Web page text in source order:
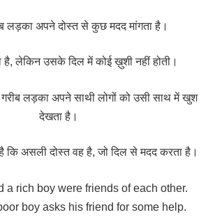
लड़का अपने दोस्त से कुछ मदद मांगता है।
है, लेकिन उसके दिल में कोई ख़ुशी नहीं होती।
लड़का अपने साथी लोगों को उसी साथ में खुश
देखता है।
कि असली दोस्त वह है, जो दिल से मदद करता है।
a rich boy were friends of each other.
boy asks his friend for some help.